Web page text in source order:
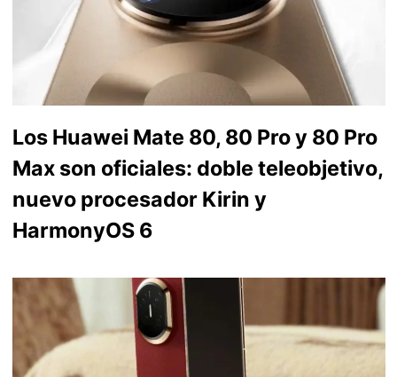
Los Huawei Mate 80, 80 Pro y 80 Pro
Max son oficiales: doble teleobjetivo,
nuevo procesador Kirin y
HarmonyOS 6